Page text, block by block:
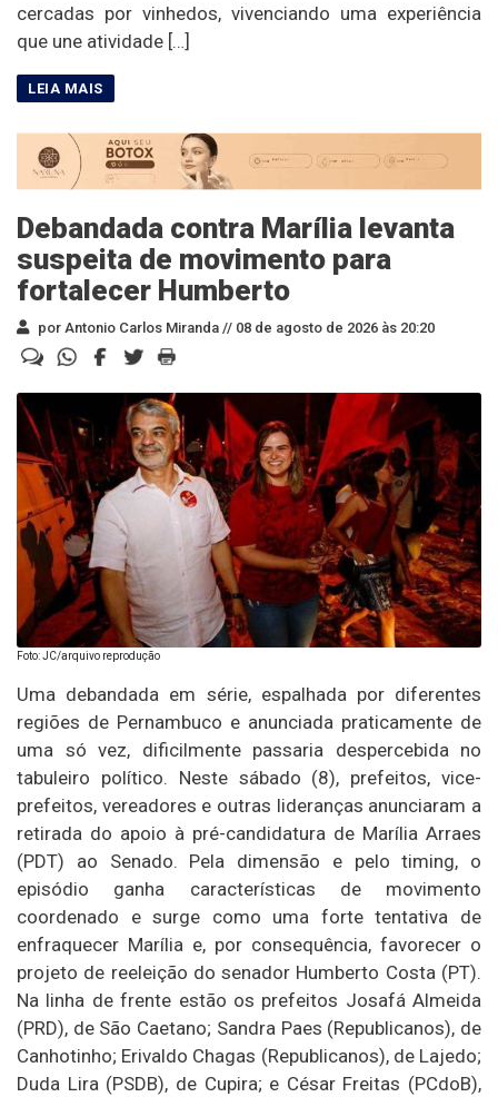
cercadas por vinhedos, vivenciando uma experiência
que une atividade […]
Debandada contra Marília levanta
suspeita de movimento para
fortalecer Humberto
por Antonio Carlos Miranda // 08 de agosto de 2026 às 20:20
Foto: JC/arquivo reprodução
Uma debandada em série, espalhada por diferentes
regiões de Pernambuco e anunciada praticamente de
uma só vez, dificilmente passaria despercebida no
tabuleiro político. Neste sábado (8), prefeitos, vice-
prefeitos, vereadores e outras lideranças anunciaram a
retirada do apoio à pré-candidatura de Marília Arraes
(PDT) ao Senado. Pela dimensão e pelo timing, o
episódio ganha características de movimento
coordenado e surge como uma forte tentativa de
enfraquecer Marília e, por consequência, favorecer o
projeto de reeleição do senador Humberto Costa (PT).
Na linha de frente estão os prefeitos Josafá Almeida
(PRD), de São Caetano; Sandra Paes (Republicanos), de
Canhotinho; Erivaldo Chagas (Republicanos), de Lajedo;
Duda Lira (PSDB), de Cupira; e César Freitas (PCdoB),